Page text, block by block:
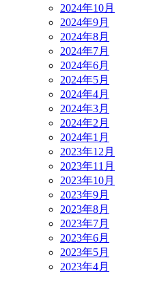
2024年10月
2024年9月
2024年8月
2024年7月
2024年6月
2024年5月
2024年4月
2024年3月
2024年2月
2024年1月
2023年12月
2023年11月
2023年10月
2023年9月
2023年8月
2023年7月
2023年6月
2023年5月
2023年4月